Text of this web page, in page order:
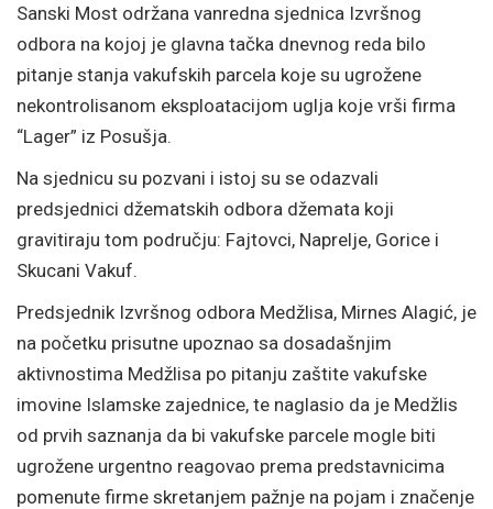
Sanski Most održana vanredna sjednica Izvršnog
odbora na kojoj je glavna tačka dnevnog reda bilo
pitanje stanja vakufskih parcela koje su ugrožene
nekontrolisanom eksploatacijom uglja koje vrši firma
“Lager” iz Posušja.
Na sjednicu su pozvani i istoj su se odazvali
predsjednici džematskih odbora džemata koji
gravitiraju tom području: Fajtovci, Naprelje, Gorice i
Skucani Vakuf.
Predsjednik Izvršnog odbora Medžlisa, Mirnes Alagić, je
na početku prisutne upoznao sa dosadašnjim
aktivnostima Medžlisa po pitanju zaštite vakufske
imovine Islamske zajednice, te naglasio da je Medžlis
od prvih saznanja da bi vakufske parcele mogle biti
ugrožene urgentno reagovao prema predstavnicima
pomenute firme skretanjem pažnje na pojam i značenje